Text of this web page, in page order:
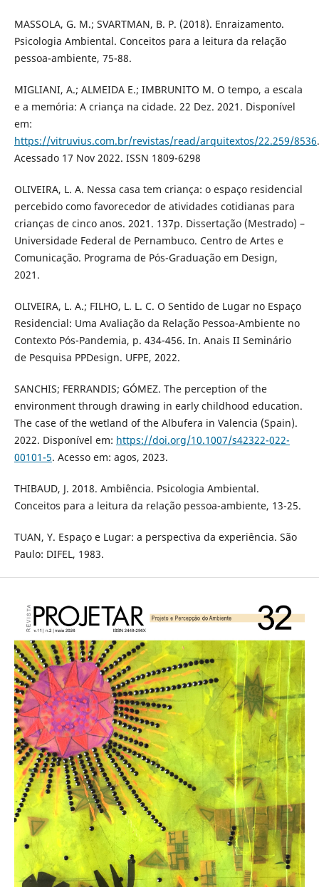
MASSOLA, G. M.; SVARTMAN, B. P. (2018). Enraizamento.
Psicologia Ambiental. Conceitos para a leitura da relação
pessoa-ambiente, 75-88.
MIGLIANI, A.; ALMEIDA E.; IMBRUNITO M. O tempo, a escala
e a memória: A criança na cidade. 22 Dez. 2021. Disponível
em:
https://vitruvius.com.br/revistas/read/arquitextos/22.259/8536.
Acessado 17 Nov 2022. ISSN 1809-6298
OLIVEIRA, L. A. Nessa casa tem criança: o espaço residencial
percebido como favorecedor de atividades cotidianas para
crianças de cinco anos. 2021. 137p. Dissertação (Mestrado) –
Universidade Federal de Pernambuco. Centro de Artes e
Comunicação. Programa de Pós-Graduação em Design,
2021.
OLIVEIRA, L. A.; FILHO, L. L. C. O Sentido de Lugar no Espaço
Residencial: Uma Avaliação da Relação Pessoa-Ambiente no
Contexto Pós-Pandemia, p. 434-456. In. Anais II Seminário
de Pesquisa PPDesign. UFPE, 2022.
SANCHIS; FERRANDIS; GÓMEZ. The perception of the
environment through drawing in early childhood education.
The case of the wetland of the Albufera in Valencia (Spain).
2022. Disponível em: https://doi.org/10.1007/s42322-022-
00101-5. Acesso em: agos, 2023.
THIBAUD, J. 2018. Ambiência. Psicologia Ambiental.
Conceitos para a leitura da relação pessoa-ambiente, 13-25.
TUAN, Y. Espaço e Lugar: a perspectiva da experiência. São
Paulo: DIFEL, 1983.